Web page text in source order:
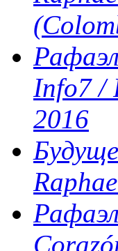
Info7 /
2016